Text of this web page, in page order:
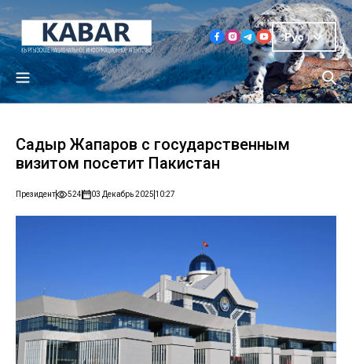
Рус
Садыр Жапаров с государственным
визитом посетит Пакистан
Президент 524 03 Декабрь 2025 10:27